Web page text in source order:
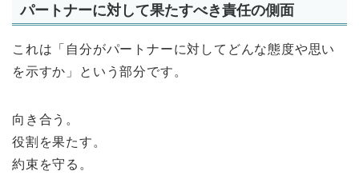
パートナーに対して果たすべき責任の側面
これは「自分がパートナーに対してどんな態度や思い
を示すか」という部分です。
向き合う。
役割を果たす。
約束を守る。